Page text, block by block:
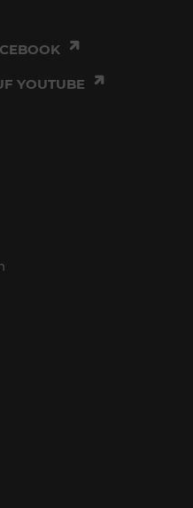
YOUTUBE